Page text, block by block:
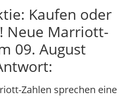
Kaufen oder
Neue Marriott-
09. August
Zahlen sprechen eine